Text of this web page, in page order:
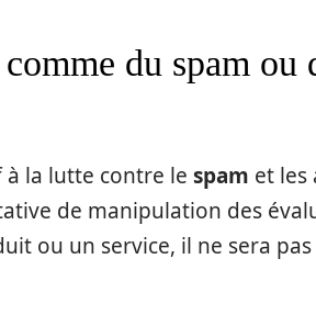
du spam ou
la lutte contre le spam et les
de manipulation des
ou un service, il ne sera